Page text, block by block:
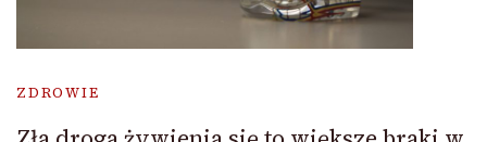
ZDROWIE